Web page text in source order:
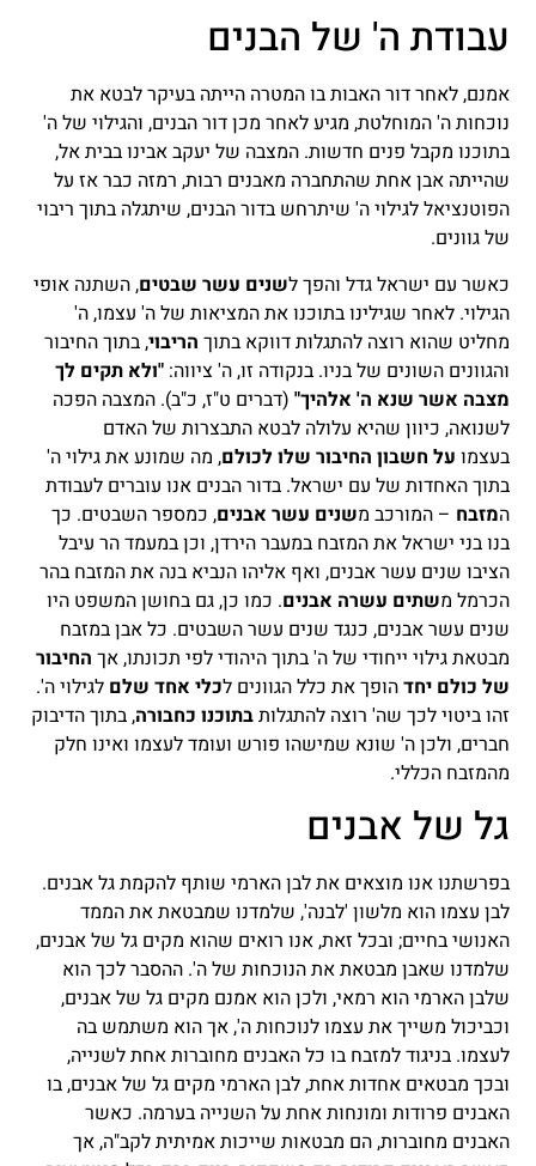
עבודת ה' של הבנים
אמנם, לאחר דור האבות בו המטרה הייתה בעיקר לבטא את
נוכחות ה' המוחלטת, מגיע לאחר מכן דור הבנים, והגילוי של ה'
בתוכנו מקבל פנים חדשות. המצבה של יעקב אבינו בבית אל,
שהייתה אבן אחת שהתחברה מאבנים רבות, רמזה כבר אז על
הפוטנציאל לגילוי ה' שיתרחש בדור הבנים, שיתגלה בתוך ריבוי
של גוונים.
כאשר עם ישראל גדל והפך לשנים עשר שבטים, השתנה אופי
הגילוי. לאחר שגילינו בתוכנו את המציאות של ה' עצמו, ה'
מחליט שהוא רוצה להתגלות דווקא בתוך הריבוי, בתוך החיבור
והגוונים השונים של בניו. בנקודה זו, ה' ציווה:"ולא תקים לך
מצבה אשר שנא ה' אלהיך" (דברים ט"ז, כ"ב). המצבה הפכה
לשנואה, כיוון שהיא עלולה לבטא התבצרות של האדם
בעצמו על חשבון החיבור שלו לכולם, מה שמונע את גילוי ה'
בתוך האחדות של עם ישראל. בדור הבנים אנו עוברים לעבודת
המזבח – המורכב משנים עשר אבנים, כמספר השבטים. כך
בנו בני ישראל את המזבח במעבר הירדן, וכן במעמד הר עיבל
הציבו שנים עשר אבנים, ואף אליהו הנביא בנה את המזבח בהר
הכרמל משתים עשרה אבנים. כמו כן, גם בחושן המשפט היו
שנים עשר אבנים, כנגד שנים עשר השבטים. כל אבן במזבח
מבטאת גילוי ייחודי של ה' בתוך היהודי לפי תכונתו, אך החיבור
של כולם יחדהופך את כלל הגוונים לכלי אחד שלם לגילוי ה'.
זהו ביטוי לכך שה' רוצה להתגלותבתוכנו כחבורה, בתוך הדיבוק
חברים, ולכן ה' שונא שמישהו פורש ועומד לעצמו ואינו חלק
מהמזבח הכללי.
גל של אבנים
בפרשתנו אנו מוצאים את לבן הארמי שותף להקמת גל אבנים.
לבן עצמו הוא מלשון 'לבנה', שלמדנו שמבטאת את הממד
האנושי בחיים; ובכל זאת, אנו רואים שהוא מקים גל של אבנים,
שלמדנו שאבן מבטאת את הנוכחות של ה'. ההסבר לכך הוא
שלבן הארמי הוא רמאי, ולכן הוא אמנם מקים גל של אבנים,
וכביכול משייך את עצמו לנוכחות ה', אך הוא משתמש בה
לעצמו. בניגוד למזבח בו כל האבנים מחוברות אחת לשנייה,
ובכך מבטאים אחדות אחת, לבן הארמי מקים גל של אבנים, בו
האבנים פרודות ומונחות אחת על השנייה בערמה. כאשר
האבנים מחוברות, הם מבטאות שייכות אמיתית לקב"ה, אך